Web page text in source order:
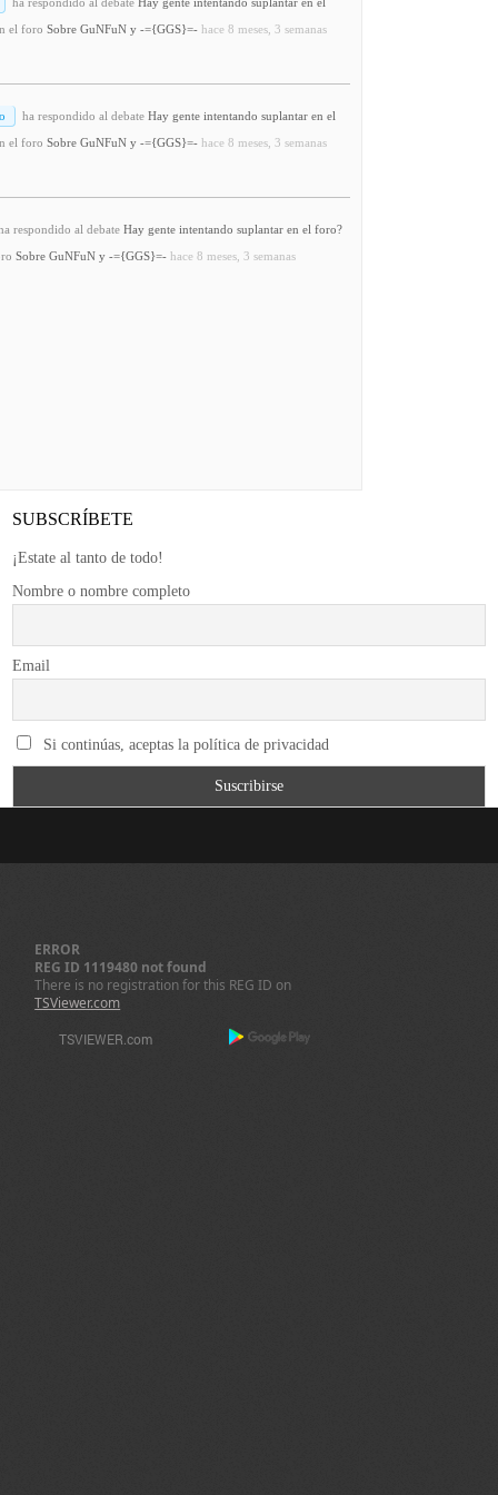
el foro Sobre GuNFuN y -={GGS}=- hace 8 meses, 3 semanas
ha respondido al debate Hay gente intentando suplantar en el
el foro Sobre GuNFuN y -={GGS}=- hace 8 meses, 3 semanas
respondido al debate Hay gente intentando suplantar en el foro?
Sobre GuNFuN y -={GGS}=- hace 8 meses, 3 semanas
SUBSCRÍBETE
¡Estate al tanto de todo!
Nombre o nombre completo
Email
Si continúas, aceptas la política de privacidad
ERROR
REG ID 1119480 not found
There is no registration for this REG ID on
TSViewer.com